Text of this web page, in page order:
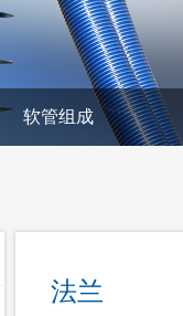
软管组成
法兰